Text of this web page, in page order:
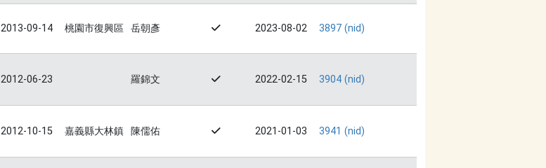
2013-09-14 桃園市復興區 岳朝彥 2023-08-02 3897 (nid)
2012-06-23 羅錦文 2022-02-15 3904 (nid)
2012-10-15 嘉義縣大林鎮 陳儒佑 2021-01-03 3941 (nid)